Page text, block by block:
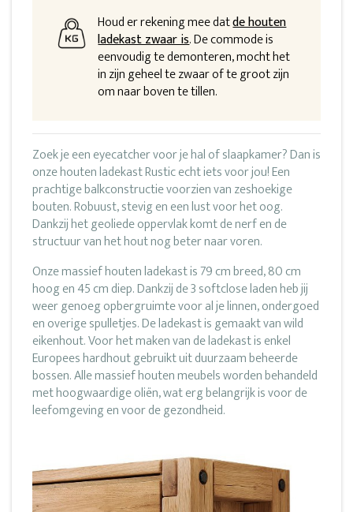
Houd er rekening mee datde houten
ladekast zwaar is. De commode is
eenvoudig te demonteren, mocht het
in zijn geheel te zwaar of te groot zijn
om naar boven te tillen.
Zoek je een eyecatcher voor je hal of slaapkamer? Dan is
onze houten ladekast Rustic echt iets voor jou! Een
prachtige balkconstructie voorzien van zeshoekige
bouten. Robuust, stevig en een lust voor het oog.
Dankzij het geoliede oppervlak komt de nerf en de
structuur van het hout nog beter naar voren.
Onze massief houten ladekast is 79 cm breed, 80 cm
hoog en 45 cm diep. Dankzij de 3 softclose laden heb jij
weer genoeg opbergruimte voor al je linnen, ondergoed
en overige spulletjes. De ladekast is gemaakt van wild
eikenhout. Voor het maken van de ladekast is enkel
Europees hardhout gebruikt uit duurzaam beheerde
bossen. Alle massief houten meubels worden behandeld
met hoogwaardige oliën, wat erg belangrijk is voor de
leefomgeving en voor de gezondheid.